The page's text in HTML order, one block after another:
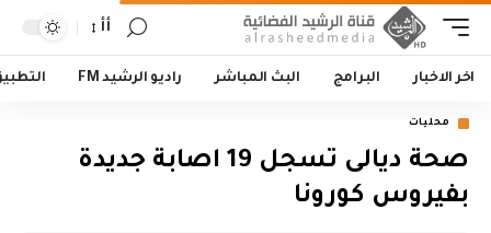
أأ
اخر الاخبار البرامج البث المباشر راديو الرشيد FM
محليات
صحة ديالى تسجل 19 اصابة جديدة
بفيروس كورونا